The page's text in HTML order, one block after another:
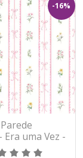
-16%
Era uma Vez -